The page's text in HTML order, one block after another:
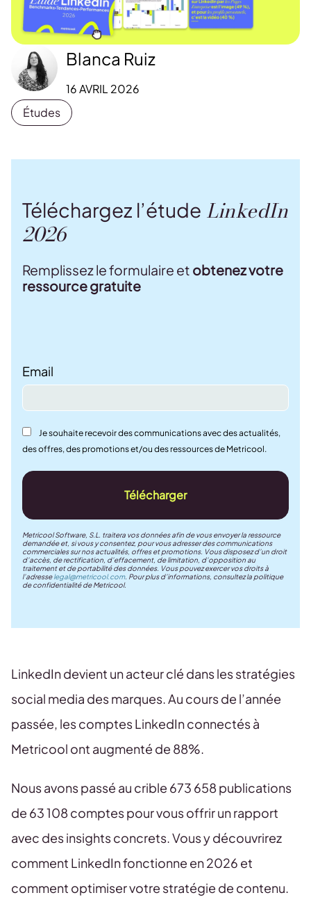
Blanca Ruiz
16 AVRIL 2026
Études
Téléchargez l’étude LinkedIn
2026
Remplissez le formulaire et obtenez votre
ressource gratuite
Email
Je souhaite recevoir des communications avec des actualités,
des offres, des promotions et/ou des ressources de Metricool.
Télécharger
Metricool Software, S.L. traitera vos données afin de vous envoyer la ressource
demandée et, si vous y consentez, pour vous adresser des communications
commerciales sur nos actualités, offres et promotions. Vous disposez d’un droit
d’accès, de rectification, d’effacement, de limitation, d’opposition au
traitement et de portabilité des données. Vous pouvez exercer vos droits à
l’adresselegal@metricool.com. Pour plus d’informations, consultez la politique
de confidentialité de Metricool.
LinkedIn devient un acteur clé dans les stratégies
social media des marques. Au cours de l’année
passée, les comptes LinkedIn connectés à
Metricool ont augmenté de 88%.
Nous avons passé au crible 673 658 publications
de 63 108 comptes pour vous offrir un rapport
avec des insights concrets. Vous y découvrirez
comment LinkedIn fonctionne en 2026 et
comment optimiser votre stratégie de contenu.